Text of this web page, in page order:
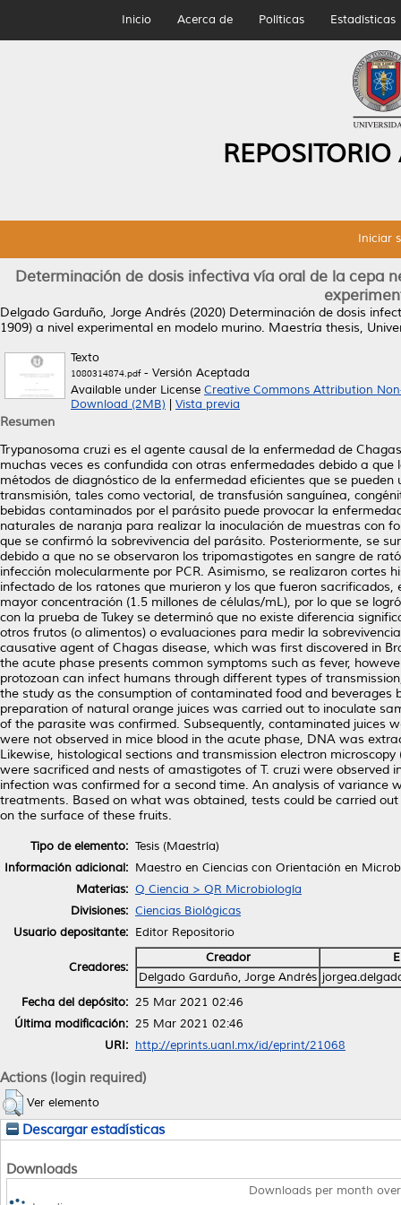
Inicio Acerca de Políticas Estadísticas
Iniciar
Determinación de dosis infectiva vía oral de la cepa
Delgado Garduño, Jorge Andrés (2020) Determinación de dosis
1909) a nivel experimental en modelo murino. Maestría thesis,
Texto
1080314874.pdf- Versión Aceptada
Available under License Creative Commons Attribution
Download (2MB)
Vista previa
Resumen
Trypanosoma cruzi es el agente causal de la enfermedad de
muchas veces es confundida con otras enfermedades debido a
métodos de diagnóstico de la enfermedad eficientes que se
transmisión, tales como vectorial, de transfusión sanguínea,
bebidas contaminados por el parásito puede provocar la
naturales de naranja para realizar la inoculación de muestras con
que se confirmó la sobrevivencia del parásito. Posteriormente, se
debido a que no se observaron los tripomastigotes en sangre de
infección molecularmente por PCR. Asimismo, se realizaron cortes
infectado de los ratones que murieron y los que fueron
mayor concentración (1.5 millones de células/mL), por lo que se
con la prueba de Tukey se determinó que no existe diferencia
otros frutos (o alimentos) o evaluaciones para medir la
causative agent of Chagas disease, which was first discovered in
the acute phase presents common symptoms such as fever,
protozoan can infect humans through different types of
the study as the consumption of contaminated food and
preparation of natural orange juices was carried out to inoculate
of the parasite was confirmed. Subsequently, contaminated juices
were not observed in mice blood in the acute phase, DNA was
Likewise, histological sections and transmission electron
were sacrificed and nests of amastigotes of T. cruzi were
infection was confirmed for a second time. An analysis of variance
treatments. Based on what was obtained, tests could be carried
on the surface of these fruits.
Tipo de elemento: Tesis (Maestría)
Información adicional: Maestro en Ciencias con Orientación en
Materias: Q Ciencia > QR Microbiología
Divisiones: Ciencias Biológicas
Usuario depositante: Editor Repositorio
Creadores:
Creador
Delgado Garduño, Jorge Andrés
Fecha del depósito: 25 Mar 2021 02:46
Última modificación: 25 Mar 2021 02:46
URI: http://eprints.uanl.mx/id/eprint/21068
Actions (login required)
Ver elemento
Descargar estadísticas
Downloads
Downloads per month